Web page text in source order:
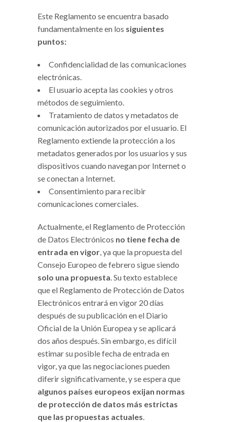
Este Reglamento se encuentra basado
fundamentalmente en los siguientes
puntos:
Confidencialidad de las comunicaciones
electrónicas.
El usuario acepta las cookies y otros
métodos de seguimiento.
Tratamiento de datos y metadatos de
comunicación autorizados por el usuario. El
Reglamento extiende la protección a los
metadatos generados por los usuarios y sus
dispositivos cuando navegan por Internet o
se conectan a Internet.
Consentimiento para recibir
comunicaciones comerciales.
Actualmente, el Reglamento de Protección
de Datos Electrónicos no tiene fecha de
entrada en vigor, ya que la propuesta del
Consejo Europeo de febrero sigue siendo
solo una propuesta. Su texto establece
que el Reglamento de Protección de Datos
Electrónicos entrará en vigor 20 días
después de su publicación en el Diario
Oficial de la Unión Europea y se aplicará
dos años después. Sin embargo, es difícil
estimar su posible fecha de entrada en
vigor, ya que las negociaciones pueden
diferir significativamente, y se espera que
algunos países europeos exijan normas
de protección de datos más estrictas
que las propuestas actuales.